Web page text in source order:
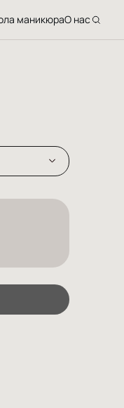
маникюраО нас